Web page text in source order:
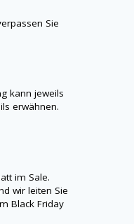
Sie
kann jeweils
erwähnen.
im Sale.
wir leiten Sie
Black Friday